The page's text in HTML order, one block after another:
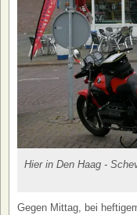
Hier in Den Haag -
Gegen Mittag, bei